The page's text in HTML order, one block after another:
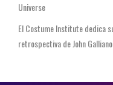
Universe
El Costume Institute dedica
retrospectiva de John Galliano